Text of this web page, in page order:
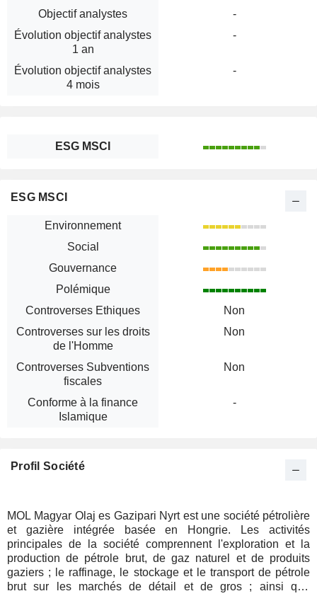
Objectif analystes
-
Évolution objectif analystes
1 an
-
Évolution objectif analystes
4 mois
-
ESG MSCI
ESG MSCI
Environnement
Social
Gouvernance
Polémique
Controverses Ethiques
Non
Controverses sur les droits
de l'Homme
Non
Controverses Subventions
fiscales
Non
Conforme à la finance
Islamique
-
Profil Société
MOL Magyar Olaj es Gazipari Nyrt est une société pétrolière
et gazière intégrée basée en Hongrie. Les activités
principales de la société comprennent l'exploration et la
production de pétrole brut, de gaz naturel et de produits
gaziers ; le raffinage, le stockage et le transport de pétrole
brut sur les marchés de détail et de gros ; ainsi que